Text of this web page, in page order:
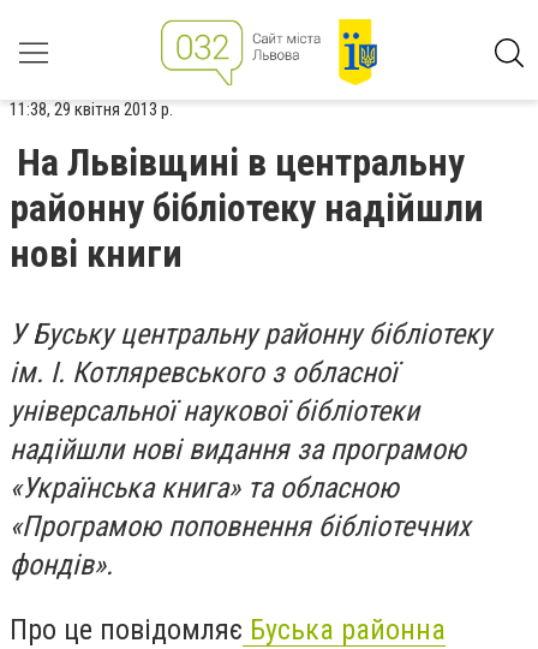
11:38, 29 квітня 2013 р.
На Львівщині в центральну
районну бібліотеку надійшли
нові книги
У Буську центральну районну бібліотеку
ім. І. Котляревського з обласної
універсальної наукової бібліотеки
надійшли нові видання за програмою
«Українська книга» та обласною
«Програмою поповнення бібліотечних
фондів».
Про це повідомляє Буська районна